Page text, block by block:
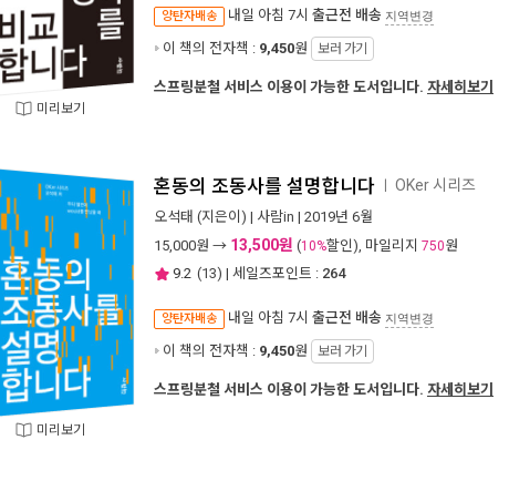
미리보기
양탄자배송 내일 아침 7시 출근전 배송 지역변경
이 책의 전자책 : 9,450원 보러 가기
스프링분철 서비스 이용이 가능한 도서입니다. 자세히보기
미리보기
혼동의 조동사를 설명합니다 OKer 시리즈
오석태 (지은이) | 사람in | 2019년 6월
15,000원 → 13,500원 (10%할인), 마일리지 750원
9.2 (13) | 세일즈포인트 : 264
양탄자배송 내일 아침 7시 출근전 배송 지역변경
이 책의 전자책 : 9,450원 보러 가기
스프링분철 서비스 이용이 가능한 도서입니다. 자세히보기